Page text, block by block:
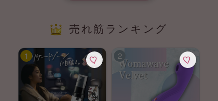
売れ筋ランキング